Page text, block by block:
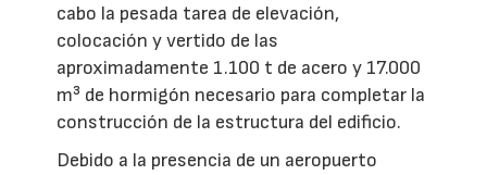
cabo la pesada tarea de elevación,
colocación y vertido de las
aproximadamente 1.100 t de acero y 17.000
m³ de hormigón necesario para completar la
construcción de la estructura del edificio.
Debido a la presencia de un aeropuerto